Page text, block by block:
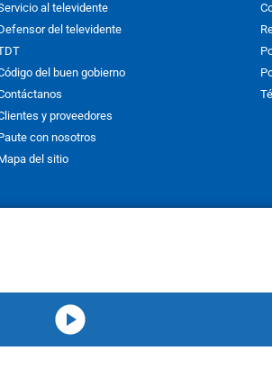
al televidente
del televidente
del buen gobierno
y proveedores
con nosotros
del sitio
total o parcial, así como su traducción a
without written permission is prohibited. All